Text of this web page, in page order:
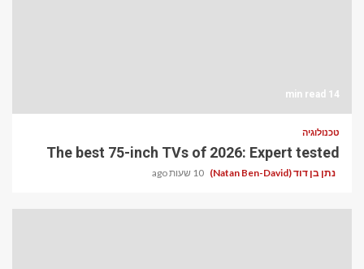
14 min read
טכנולוגיה
The best 75-inch TVs of 2026: Expert tested
נתן בן דוד (Natan Ben-David) 10 שעות ago